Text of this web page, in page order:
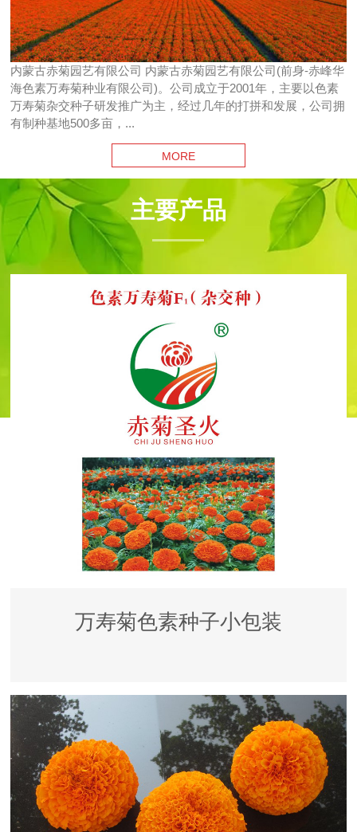
内蒙古赤菊园艺有限公司 内蒙古赤菊园艺有限公司(前身-赤峰华
海色素万寿菊种业有限公司)。公司成立于2001年，主要以色素
万寿菊杂交种子研发推广为主，经过几年的打拼和发展，公司拥
有制种基地500多亩，...
MORE
主要产品
万寿菊色素种子小包装